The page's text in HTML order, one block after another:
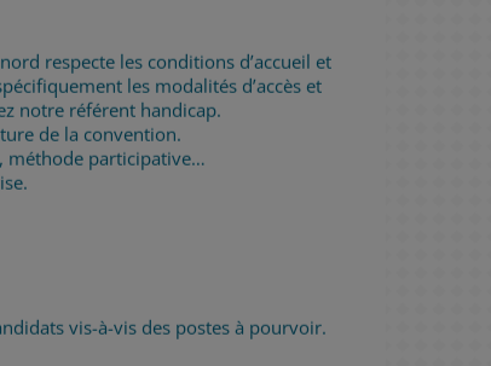
respecte les conditions d’accueil et
les modalités d’accès et
notre référent handicap.
de la convention.
méthode participative…
vis-à-vis des postes à pourvoir.